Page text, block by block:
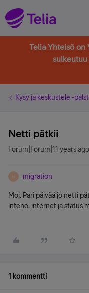
Telia Yhteisö on
sulkeutuu
Kysy ja keskustele -
Netti pätkii
Forum|Forum|11 years ago
M migration
Moi. Pari päivää jo netti
inteno, internet ja status
1 kommentti